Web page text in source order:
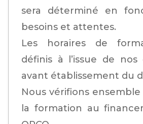
sera déterminé en
besoins et attentes.
Les horaires de
définis à l’issue de
avant établissement du
Nous vérifions ensemble
la formation au